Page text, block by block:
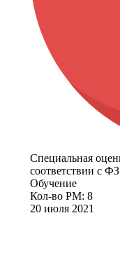
Специальная
соответствии с
Обучение
Кол-во РМ: 8
20 июля 2021